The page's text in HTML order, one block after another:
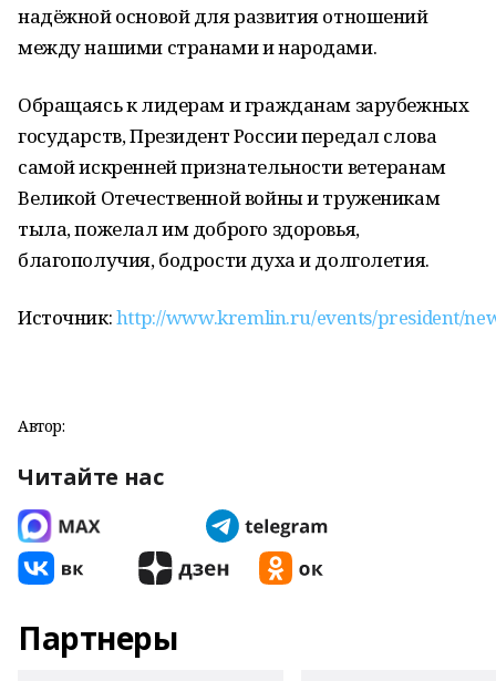
надёжной основой для развития отношений
между нашими странами и народами.
Обращаясь к лидерам и гражданам зарубежных
государств, Президент России передал слова
самой искренней признательности ветеранам
Великой Отечественной войны и труженикам
тыла, пожелал им доброго здоровья,
благополучия, бодрости духа и долголетия.
Источник:http://www.kremlin.ru/events/president/
Автор:
Читайте нас
Партнеры